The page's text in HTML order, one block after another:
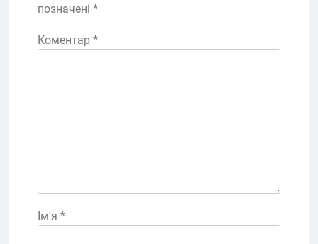
позначені *
Коментар *
Ім'я *